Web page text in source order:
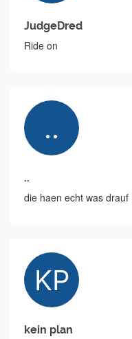
JudgeDred
Ride on
..
die haen echt was drauf
kein plan